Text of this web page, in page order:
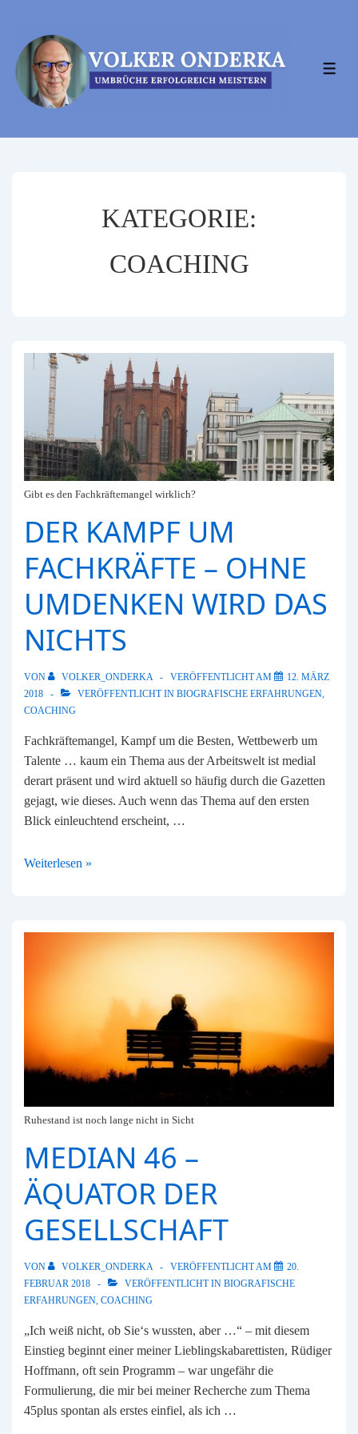
Inhalt
KATEGORIE:
COACHING
Gibt es den Fachkräftemangel wirklich?
DER KAMPF UM
FACHKRÄFTE – OHNE
UMDENKEN WIRD DAS
NICHTS
VON VOLKER_ONDERKA VERÖFFENTLICHT AM
12. MÄRZ
2018
VERÖFFENTLICHT IN BIOGRAFISCHE ERFAHRUNGEN,
COACHING
Fachkräftemangel, Kampf um die Besten, Wettbewerb um
Talente … kaum ein Thema aus der Arbeitswelt ist medial
derart präsent und wird aktuell so häufig durch die Gazetten
gejagt, wie dieses. Auch wenn das Thema auf den ersten
Blick einleuchtend erscheint, …
Der
Weiterlesen »
Ruhestand ist noch lange nicht in Sicht
MEDIAN 46 –
ÄQUATOR DER
GESELLSCHAFT
VON VOLKER_ONDERKA VERÖFFENTLICHT AM
20.
FEBRUAR 2018
VERÖFFENTLICHT IN BIOGRAFISCHE
ERFAHRUNGEN, COACHING
„Ich weiß nicht, ob Sie‘s wussten, aber …“ – mit diesem
Einstieg beginnt einer meiner Lieblingskabarettisten, Rüdiger
Hoffmann, oft sein Programm – war ungefähr die
Formulierung, die mir bei meiner Recherche zum Thema
45plus spontan als erstes einfiel, als ich …